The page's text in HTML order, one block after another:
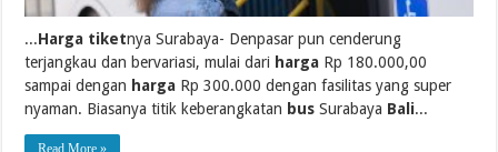
...Harga tiketnya Surabaya- Denpasar pun cenderung
terjangkau dan bervariasi, mulai dari harga Rp 180.000,00
sampai dengan harga Rp 300.000 dengan fasilitas yang super
nyaman. Biasanya titik keberangkatan bus Surabaya Bali...
Read More »